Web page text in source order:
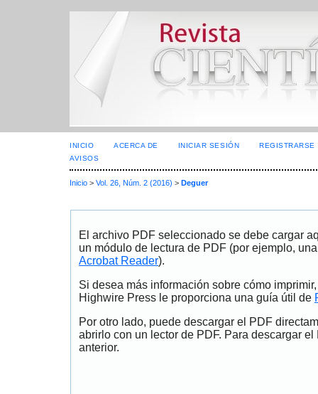
INICIO ACERCA DE INICIAR SESIÓN
REGISTRARSE
AVISOS
Inicio > Vol. 26, Núm. 2 (2016) > Deguer
El archivo PDF seleccionado se debe cargar
un módulo de lectura de PDF (por ejemplo,
Acrobat Reader).
Si desea más información sobre cómo
Highwire Press le proporciona una guía útil de
Por otro lado, puede descargar el PDF
abrirlo con un lector de PDF. Para descargar
anterior.